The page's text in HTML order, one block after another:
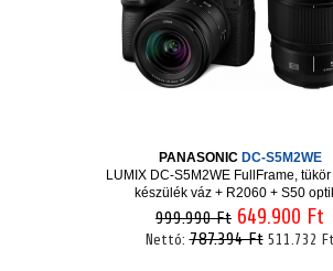
PANASONIC DC-S5M2WE
LUMIX DC-S5M2WE FullFrame,
készülék váz + R2060 + S50
999.990 Ft 649.900 Ft
Nettó:787.394 Ft 511.732 Ft